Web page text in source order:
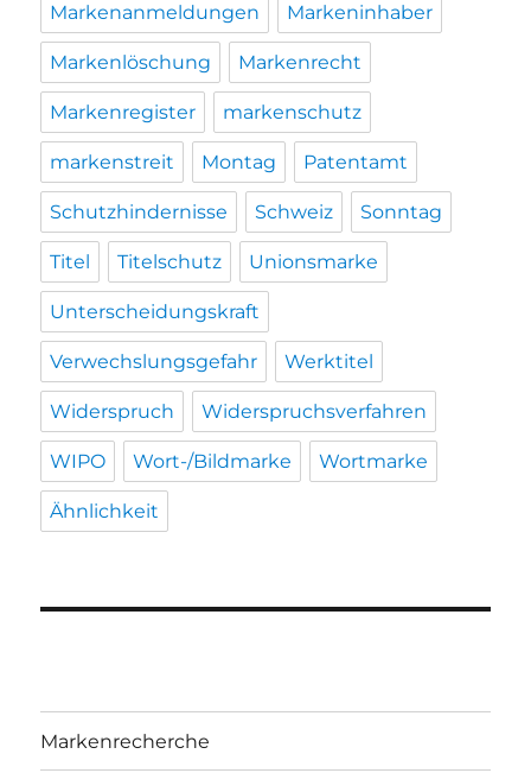
Markenanmeldungen Markeninhaber
Markenlöschung Markenrecht
Markenregister markenschutz
markenstreit Montag Patentamt
Schutzhindernisse Schweiz Sonntag
Titel Titelschutz Unionsmarke
Unterscheidungskraft
Verwechslungsgefahr Werktitel
Widerspruch Widerspruchsverfahren
WIPO Wort-/Bildmarke Wortmarke
Ähnlichkeit
Markenrecherche